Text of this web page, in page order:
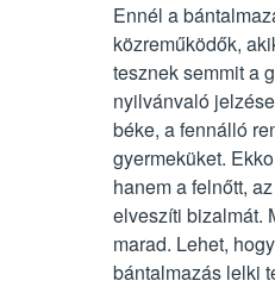
Ennél a
közreműködők,
tesznek semmit a
nyilvánvaló
béke, a fennálló
gyermeküket.
hanem a felnőtt,
elveszíti bizalmát.
marad. Lehet,
bántalmazás lelki